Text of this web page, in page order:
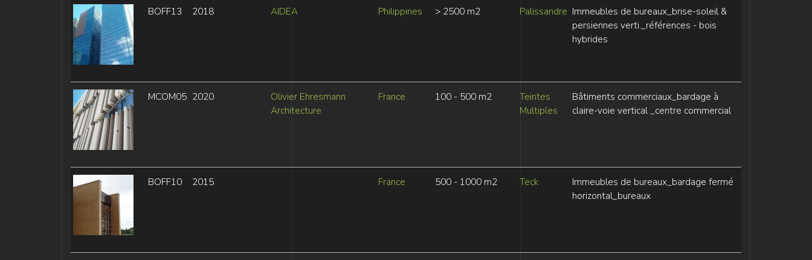
BOFF13 2018 AIDEA Philippines > 2500 m2 Palissandre Immeubles de bureaux_brise-soleil &
persiennes verti._références - bois
hybrides
MCOM05 2020
Olivier Ehresmann
Architecture
France 100 - 500 m2
Teintes
Multiples
Bâtiments commerciaux_bardage à
claire-voie vertical _centre commercial
BOFF10 2015 France 500 - 1000 m2 Teck
Immeubles de bureaux_bardage fermé
horizontal_bureaux